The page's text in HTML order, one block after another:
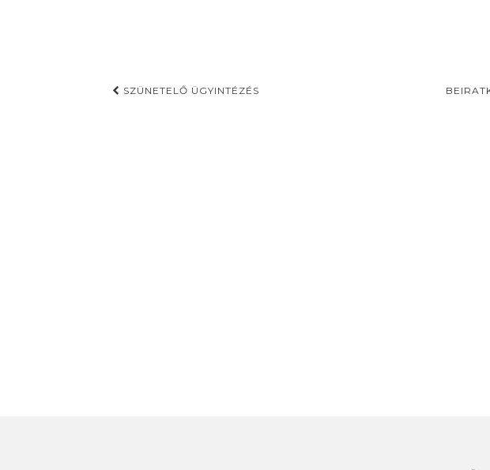
Post
SZÜNETELŐ ÜGYINTÉZÉS